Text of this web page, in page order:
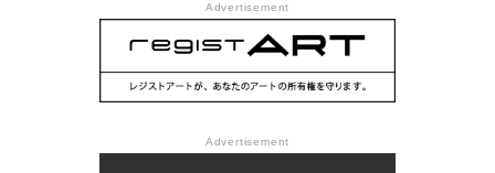
Advertisement
Advertisement